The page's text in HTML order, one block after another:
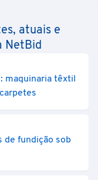
atuais e
NetBid
maquinaria têxtil
de fundição sob